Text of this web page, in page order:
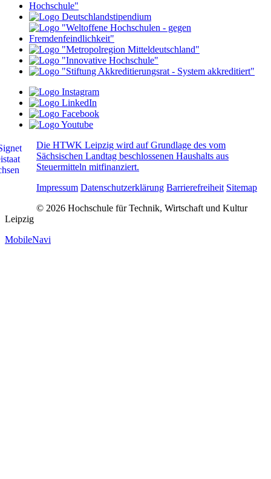
Die HTWK Leipzig wird auf Grundlage des vom
Sächsischen Landtag beschlossenen Haushalts aus
Steuermitteln mitfinanziert.
Impressum Datenschutzerklärung Barrierefreiheit Sitemap
© 2026 Hochschule für Technik, Wirtschaft und Kultur
Leipzig
MobileNavi